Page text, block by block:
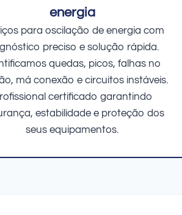
energia
para oscilação de energia com
preciso e solução rápida.
quedas, picos, falhas no
má conexão e circuitos instáveis.
certificado garantindo
estabilidade e proteção dos
seus equipamentos.